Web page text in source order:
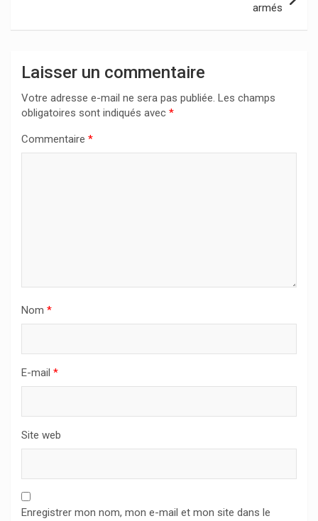
armés
Laisser un commentaire
Votre adresse e-mail ne sera pas publiée. Les champs
obligatoires sont indiqués avec *
Commentaire *
Nom *
E-mail *
Site web
Enregistrer mon nom, mon e-mail et mon site dans le